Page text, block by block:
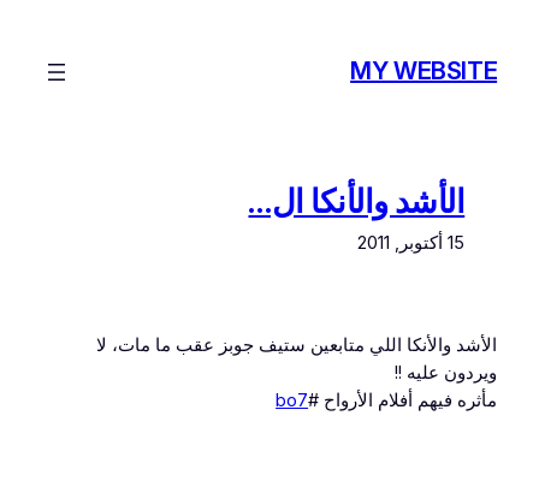
المحتوى
MY WEBSITE
الأشد والأنكا ال…
15 أكتوبر, 2011
الأشد والأنكا اللي متابعين ستيف جوبز عقب ما مات، لا
ويردون عليه !!
مأثره فيهم أفلام الأرواح #bo7